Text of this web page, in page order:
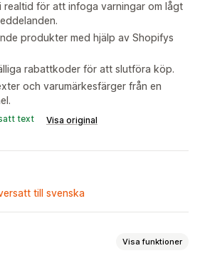
realtid för att infoga varningar om lågt
produkter med hjälp av Shopifys
rabattkoder för att slutföra köp.
och varumärkesfärger från en
text Visa original
till svenska
Visa funktioner